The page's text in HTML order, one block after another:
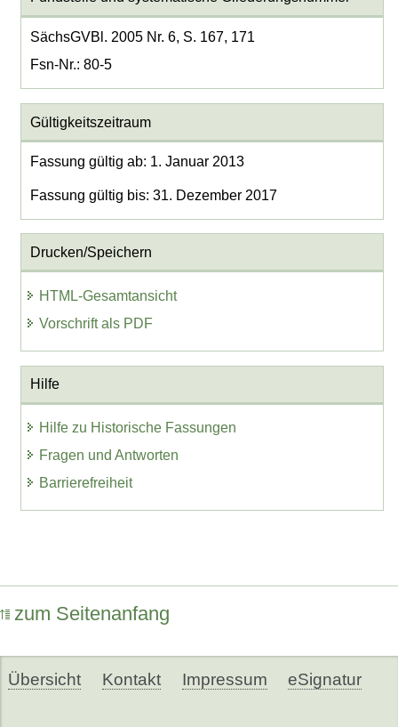
SächsGVBl. 2005 Nr. 6, S. 167, 171
Fsn-Nr.: 80-5
Gültigkeitszeitraum
Fassung gültig ab: 1. Januar 2013
Fassung gültig bis: 31. Dezember 2017
Drucken/Speichern
HTML-Gesamtansicht
Vorschrift als PDF
Hilfe
Hilfe zu Historische Fassungen
Fragen und Antworten
Barrierefreiheit
zum Seitenanfang
Übersicht Kontakt Impressum eSignatur